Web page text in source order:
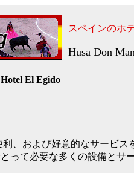
スペインのホ
Husa Don
El Egido
利、および好意的なサービ
って必要な多くの設備とサ